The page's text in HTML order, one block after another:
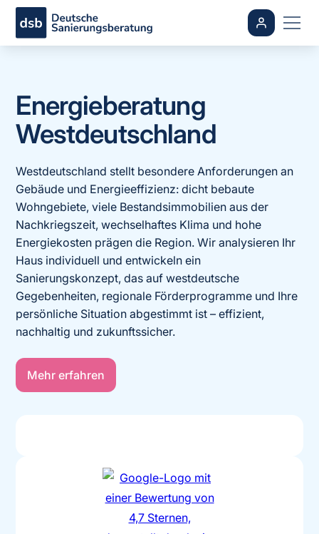
Energieberatung
Westdeutschland
Westdeutschland stellt besondere Anforderungen an
Gebäude und Energieeffizienz: dicht bebaute
Wohngebiete, viele Bestandsimmobilien aus der
Nachkriegszeit, wechselhaftes Klima und hohe
Energiekosten prägen die Region. Wir analysieren Ihr
Haus individuell und entwickeln ein
Sanierungskonzept, das auf westdeutsche
Gegebenheiten, regionale Förderprogramme und Ihre
persönliche Situation abgestimmt ist – effizient,
nachhaltig und zukunftssicher.
Mehr erfahren